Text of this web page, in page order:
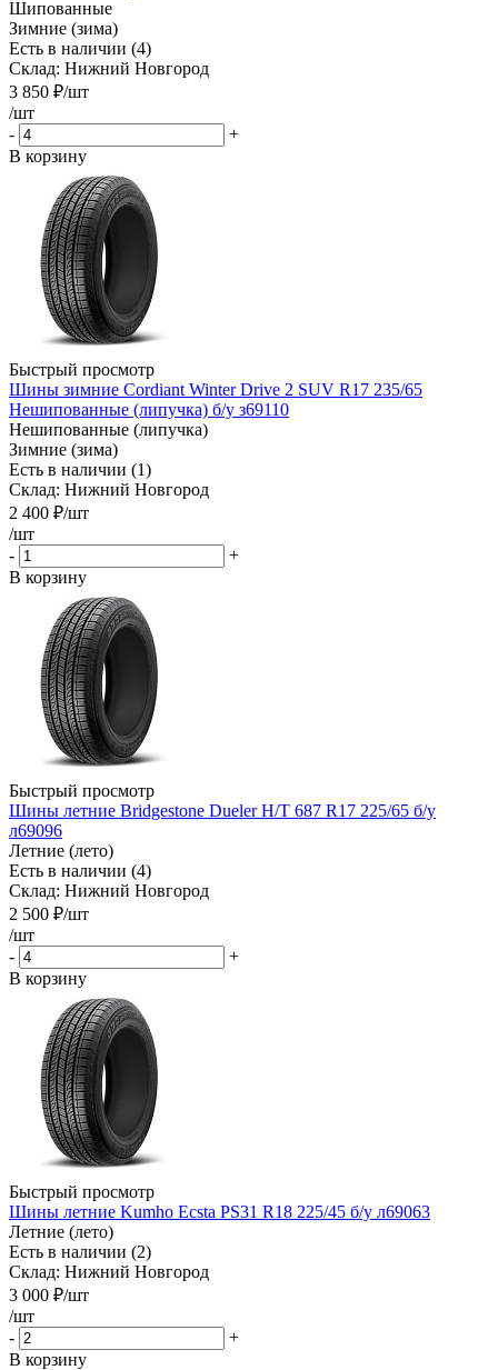
Шипованные
Зимние (зима)
Есть в наличии (4)
Склад: Нижний Новгород
3 850 ₽/шт
/шт
-
+
В корзину
Быстрый просмотр
Шины зимние Cordiant Winter Drive 2 SUV R17 235/65
Нешипованные (липучка) б/у з69110
Нешипованные (липучка)
Зимние (зима)
Есть в наличии (1)
Склад: Нижний Новгород
2 400 ₽/шт
/шт
-
+
В корзину
Быстрый просмотр
Шины летние Bridgestone Dueler H/T 687 R17 225/65 б/у
л69096
Летние (лето)
Есть в наличии (4)
Склад: Нижний Новгород
2 500 ₽/шт
/шт
-
+
В корзину
Быстрый просмотр
Шины летние Kumho Ecsta PS31 R18 225/45 б/у л69063
Летние (лето)
Есть в наличии (2)
Склад: Нижний Новгород
3 000 ₽/шт
/шт
-
+
В корзину